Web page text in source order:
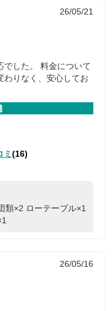
26/05/21
でした。 料金について
わりなく、安心してお
ミ (16)
類×2 ローテーブル×1
26/05/16